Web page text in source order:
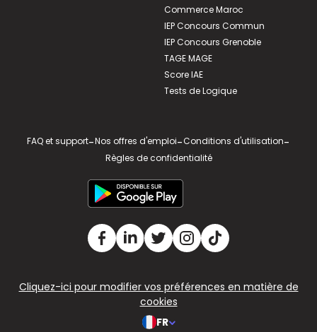
Commerce Maroc
IEP Concours Commun
IEP Concours Grenoble
TAGE MAGE
Score IAE
Tests de Logique
FAQ et support-Nos offres d'emploi-Conditions d'utilisation-
Règles de confidentialité
Cliquez-ici pour modifier vos préférences en matière de
cookies
FR